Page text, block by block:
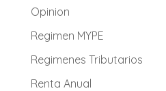
Opinion
Regimen MYPE
Regimenes Tributarios
Renta Anual